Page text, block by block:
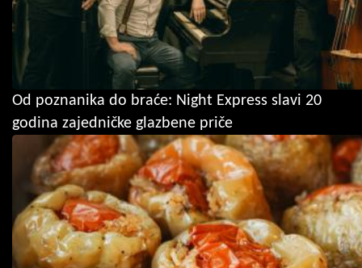
Od poznanika do braće: Night Express slavi 20
godina zajedničke glazbene priče